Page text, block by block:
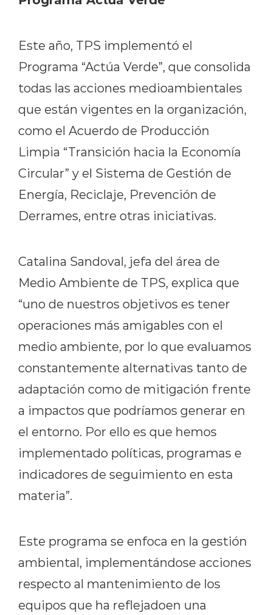
Este año, TPS implementó el
Programa “Actúa Verde”, que consolida
todas las acciones medioambientales
que están vigentes en la organización,
como el Acuerdo de Producción
Limpia “Transición hacia la Economía
Circular” y el Sistema de Gestión de
Energía, Reciclaje, Prevención de
Derrames, entre otras iniciativas.
Catalina Sandoval, jefa del área de
Medio Ambiente de TPS, explica que
“uno de nuestros objetivos es tener
operaciones más amigables con el
medio ambiente, por lo que evaluamos
constantemente alternativas tanto de
adaptación como de mitigación frente
a impactos que podríamos generar en
el entorno. Por ello es que hemos
implementado políticas, programas e
indicadores de seguimiento en esta
materia”.
Este programa se enfoca en la gestión
ambiental, implementándose acciones
respecto al mantenimiento de los
equipos que ha reflejadoen una